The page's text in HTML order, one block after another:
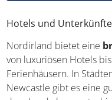
Austern und Muscheln
Spezialitäten aus Irland